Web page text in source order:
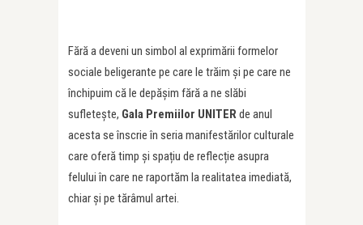
Fără a deveni un simbol al exprimării formelor
sociale beligerante pe care le trăim și pe care ne
închipuim că le depășim fără a ne slăbi
sufletește, Gala Premiilor UNITER de anul
acesta se înscrie în seria manifestărilor culturale
care oferă timp și spațiu de reflecție asupra
felului în care ne raportăm la realitatea imediată,
chiar și pe tărâmul artei.